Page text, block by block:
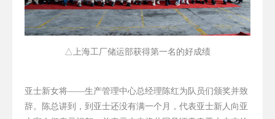
△上海工厂储运部获得第一名的好成绩
亚士新女将——生产管理中心总经理陈红为队员们颁奖并致
辞。陈总讲到，到亚士还没有满一个月，代表亚士新人向亚